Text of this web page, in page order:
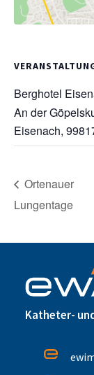
Berghotel
An der
Eisenach,
Ortenauer
Lungentage
Katheter-